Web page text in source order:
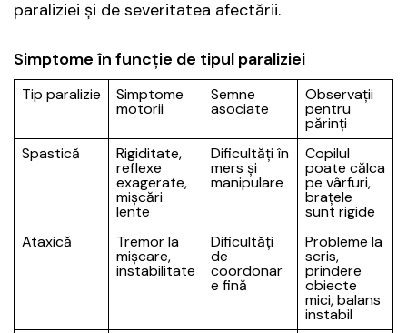
paraliziei și de severitatea afectării.
Simptome în funcție de tipul paraliziei
Tip paralizie Simptome
motorii
Semne
asociate
Observații
pentru
părinți
Spastică
Rigiditate,
reflexe
exagerate,
mișcări
lente
Dificultăți în
mers și
manipulare
Copilul
poate călca
pe vârfuri,
brațele
sunt rigide
Ataxică
Tremor la
mișcare,
instabilitate
Dificultăți
de
coordonar
e fină
Probleme la
scris,
prindere
obiecte
mici, balans
instabil